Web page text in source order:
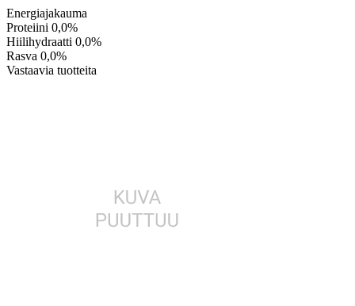
Energiajakauma
Proteiini 0,0%
Hiilihydraatti 0,0%
Rasva 0,0%
Vastaavia tuotteita